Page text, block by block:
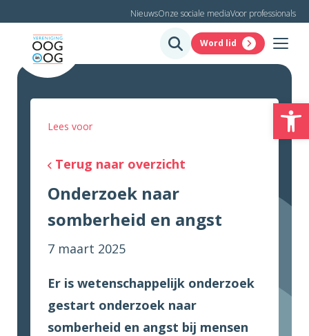
NieuwsOnze sociale mediaVoor professionals
Word lid
Lees voor
Terug naar overzicht
Onderzoek naar
somberheid en angst
7 maart 2025
Er is wetenschappelijk onderzoek
gestart onderzoek naar
somberheid en angst bij mensen